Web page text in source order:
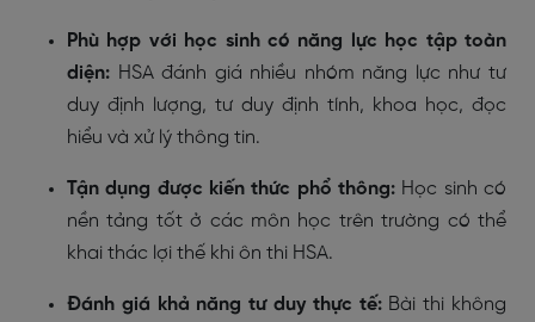
Phù hợp với học sinh có năng lực học tập toàn
diện: HSA đánh giá nhiều nhóm năng lực như tư
duy định lượng, tư duy định tính, khoa học, đọc
hiểu và xử lý thông tin.
Tận dụng được kiến thức phổ thông: Học sinh có
nền tảng tốt ở các môn học trên trường có thể
khai thác lợi thế khi ôn thi HSA.
Đánh giá khả năng tư duy thực tế:Bài thi không